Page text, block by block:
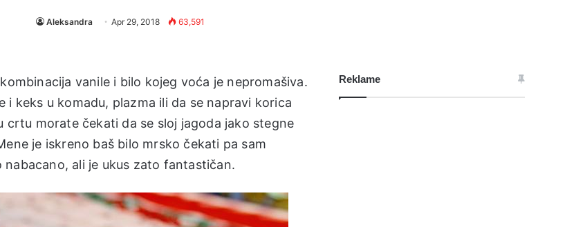
Aleksandra Apr 29, 2018 63,591
vanile i bilo kojeg voća je nepromašiva.
i keks u komadu, plazma ili da se napravi korica
morate čekati da se sloj jagoda jako stegne
je iskreno baš bilo mrsko čekati pa sam
nabacano, ali je ukus zato fantastičan.
Reklame